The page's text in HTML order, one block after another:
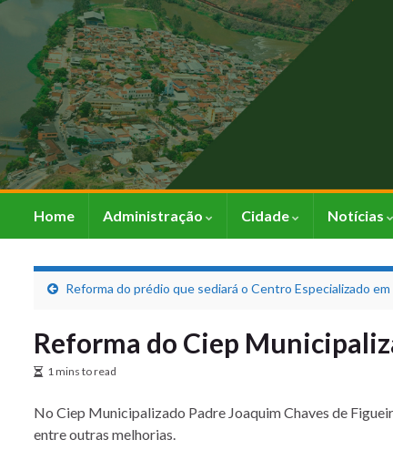
Home Administração Cidade Notícias
Reforma do prédio que sediará o Centro Especializado
Reforma do Ciep
1 mins to read
No Ciep Municipalizado Padre Joaquim Chaves de
entre outras melhorias.